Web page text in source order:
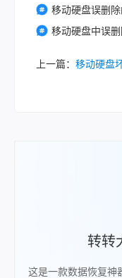
移动硬盘误删
移动硬盘中误
上一篇： 移动硬盘坏了怎么把数据弄出来
转转
这是一款数据恢复神